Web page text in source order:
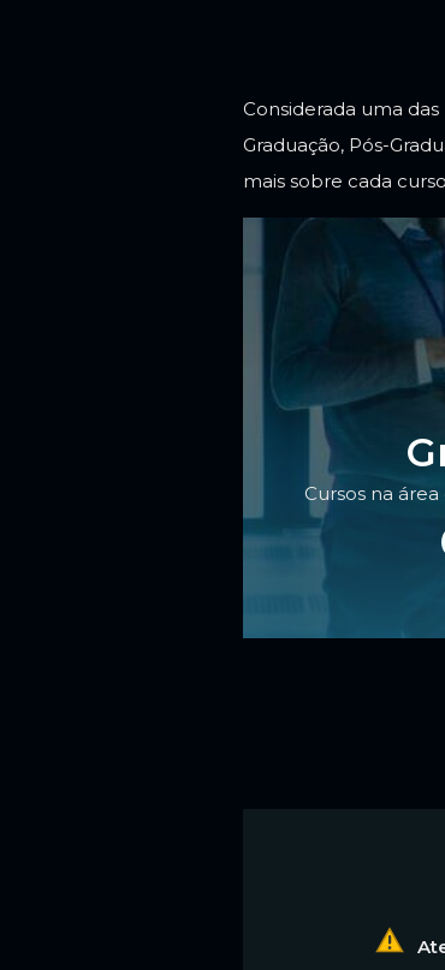
Considerada uma
Graduação, Pós-
mais sobre cada
Cursos na